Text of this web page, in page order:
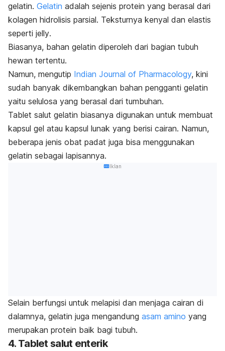
gelatin. Gelatin adalah sejenis protein yang berasal dari
kolagen hidrolisis parsial. Teksturnya kenyal dan elastis
seperti jelly.
Biasanya, bahan gelatin diperoleh dari bagian tubuh
hewan tertentu.
Namun, mengutip Indian Journal of Pharmacology, kini
sudah banyak dikembangkan bahan pengganti gelatin
yaitu selulosa yang berasal dari tumbuhan.
Tablet salut gelatin biasanya digunakan untuk membuat
kapsul gel atau kapsul lunak yang berisi cairan. Namun,
beberapa jenis obat padat juga bisa menggunakan
gelatin sebagai lapisannya.
Iklan
Selain berfungsi untuk melapisi dan menjaga cairan di
dalamnya, gelatin juga mengandung asam amino yang
merupakan protein baik bagi tubuh.
4. Tablet salut enterik